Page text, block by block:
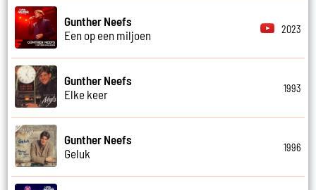
Gunther Neefs
Een op een miljoen
2023
Gunther Neefs
Elke keer
1993
Gunther Neefs
Geluk
1996